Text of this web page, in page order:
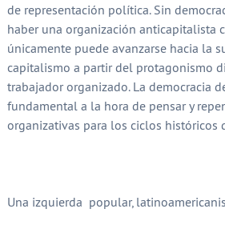
de representación política. Sin
haber una organización anticapitalista
únicamente puede avanzarse hacia la
capitalismo a partir del protagonismo
trabajador organizado. La democracia
fundamental a la hora de pensar y
organizativas para los ciclos históricos
Una izquierda popular,